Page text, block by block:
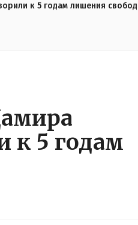
к 5 годам лишения
к 5 годам